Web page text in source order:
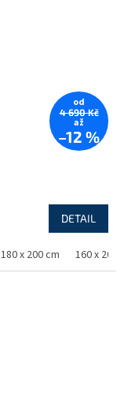
od
4 690 Kč
až
–12 %
DETAIL
180 x 200 cm 160 x 200